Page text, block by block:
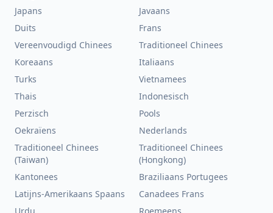
Japans
Javaans
Duits
Frans
Vereenvoudigd Chinees
Traditioneel Chinees
Koreaans
Italiaans
Turks
Vietnamees
Thais
Indonesisch
Perzisch
Pools
Oekraïens
Nederlands
Traditioneel Chinees
(Taiwan)
Traditioneel Chinees
(Hongkong)
Kantonees
Braziliaans Portugees
Latijns-Amerikaans Spaans
Canadees Frans